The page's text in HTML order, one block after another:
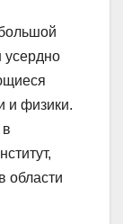
усердно
и физики.
области